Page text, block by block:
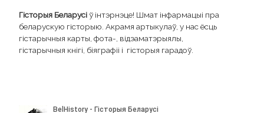
Гісторыя Беларусіў інтэрнэце! Шмат інфармацыі пра
беларускую гісторыю. Акрамя артыкулаў, у нас ёсць
гістарычныя карты, фота-, відэаматэрыялы,
гістарычныя кнігі, біяграфіі і гісторыя гарадоў.